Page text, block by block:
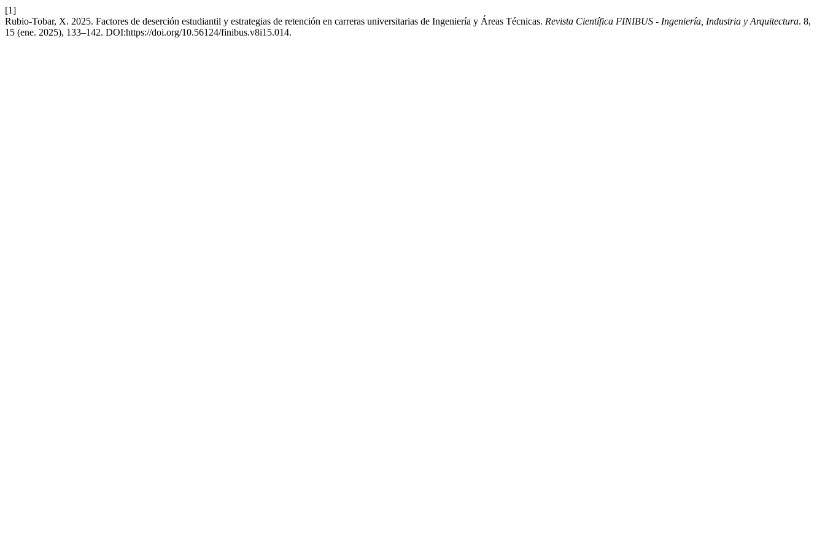
[1]
Rubio-Tobar, X. 2025. Factores de deserción estudiantil y estrategias de retención en carreras universitarias de Ingeniería y Áreas Técnicas. Revista Científica FINIBUS - Ingeniería, Industria y Arquitectura. 8,
15 (ene. 2025), 133–142. DOI:https://doi.org/10.56124/finibus.v8i15.014.